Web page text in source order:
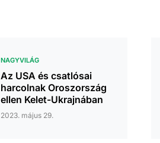
NAGYVILÁG
Az USA és csatlósai
harcolnak Oroszország
ellen Kelet-Ukrajnában
2023. május 29.